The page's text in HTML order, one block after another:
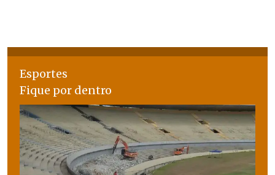
Esportes
Fique por dentro